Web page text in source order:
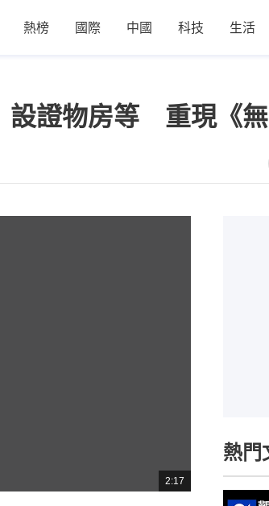
熱榜 國際 中國 科技 生活
證物房等 重現《
總
共
2:17
熱門